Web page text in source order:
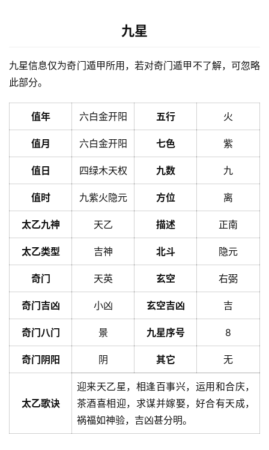
九星
九星信息仅为奇门遁甲所用，若对奇门遁甲不了解，可忽略
此部分。
值年 六白金开阳 五行 火
值月 六白金开阳 七色 紫
值日 四绿木天权 九数 九
值时 九紫火隐元 方位 离
太乙九神 天乙 描述 正南
太乙类型 吉神 北斗 隐元
奇门 天英 玄空 右弼
奇门吉凶 小凶 玄空吉凶 吉
奇门八门 景 九星序号 8
奇门阴阳 阴 其它 无
太乙歌诀
迎来天乙星，相逢百事兴，运用和合庆，
茶酒喜相迎，求谋并嫁娶，好合有天成，
祸福如神验，吉凶甚分明。